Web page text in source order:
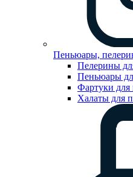
Пеньюары,
Пелерины
Пеньюары
Фартуки для
Халаты для